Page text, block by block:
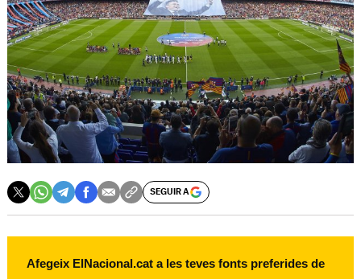
SEGUIR A
Afegeix ElNacional.cat a les teves fonts preferides de